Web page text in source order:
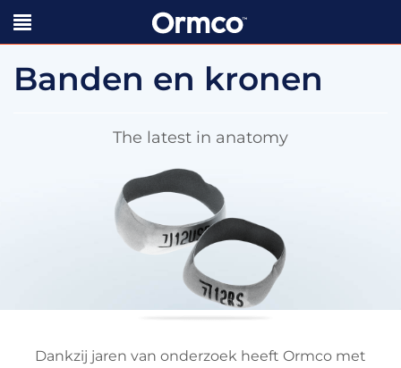
Banden en kronen
The latest in anatomy
Dankzij jaren van onderzoek heeft Ormco met